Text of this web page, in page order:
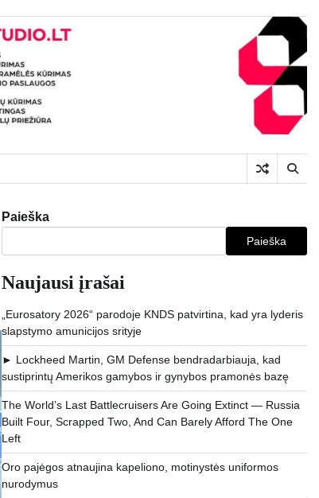
Paieška
Paieška
Naujausi įrašai
„Eurosatory 2026“ parodoje KNDS patvirtina, kad yra lyderis
slapstymo amunicijos srityje
► Lockheed Martin, GM Defense bendradarbiauja, kad
sustiprintų Amerikos gamybos ir gynybos pramonės bazę
The World’s Last Battlecruisers Are Going Extinct — Russia
Built Four, Scrapped Two, And Can Barely Afford The One
Left
Oro pajėgos atnaujina kapeliono, motinystės uniformos
nurodymus